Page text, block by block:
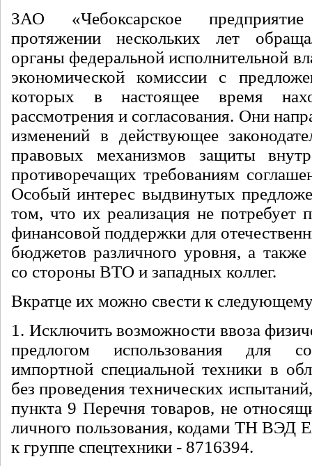
ЗАО «Чебоксарское
протяжении нескольких лет
органы федеральной исполнительной
экономической комиссии с
которых в настоящее время
рассмотрения и согласования. Они
изменений в действующее
правовых механизмов защиты
противоречащих требованиям
Особый интерес выдвинутых
том, что их реализация не потребует
финансовой поддержки для
бюджетов различного уровня, а также
со стороны ВТО и западных коллег.
Вкратце их можно свести к
1. Исключить возможности ввоза
предлогом использования для
импортной специальной техники в
без проведения технических
пункта 9 Перечня товаров, не
личного пользования, кодами ТН ВЭД
к группе спецтехники - 8716394.